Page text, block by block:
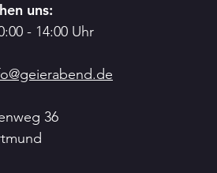
uns:
- 14:00 Uhr
36